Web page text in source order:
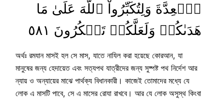
ٱلۡعِدَّةَ وَلِتُكَبِّرُواْ ٱللَّهَ عَلَىٰ مَا
هَدَىٰكُمۡ وَلَعَلَّكُمۡ تَشۡكُرُونَ ٥٨١
অর্থঃ রমযান মাসই হল সে মাস, যাতে নাযিল করা হয়েছে কোরআন, যা
মানুষের জন্য হেদায়েত এবং সত্যপথ যাত্রীদের জন্য সুষ্পষ্ট পথ নির্দেশ আর
ন্যায় ও অন্যায়ের মাঝে পার্থক্য বিধানকারী। কাজেই তোমাদের মধ্যে যে
লোক এ মাসটি পাবে, সে এ মাসের রোযা রাখবে। আর যে লোক অসুস্থ কিংবা